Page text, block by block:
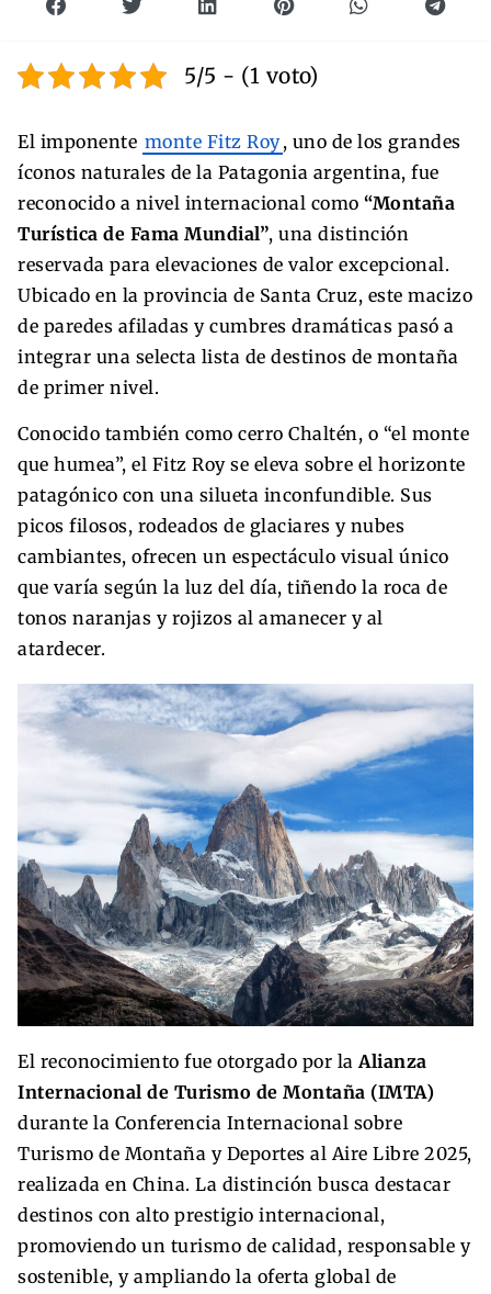
5/5 - (1 voto)
El imponente monte Fitz Roy, uno de los grandes
íconos naturales de la Patagonia argentina, fue
reconocido a nivel internacional como “Montaña
Turística de Fama Mundial”, una distinción
reservada para elevaciones de valor excepcional.
Ubicado en la provincia de Santa Cruz, este macizo
de paredes afiladas y cumbres dramáticas pasó a
integrar una selecta lista de destinos de montaña
de primer nivel.
Conocido también como cerro Chaltén, o “el monte
que humea”, el Fitz Roy se eleva sobre el horizonte
patagónico con una silueta inconfundible. Sus
picos filosos, rodeados de glaciares y nubes
cambiantes, ofrecen un espectáculo visual único
que varía según la luz del día, tiñendo la roca de
tonos naranjas y rojizos al amanecer y al
atardecer.
El reconocimiento fue otorgado por la Alianza
Internacional de Turismo de Montaña (IMTA)
durante la Conferencia Internacional sobre
Turismo de Montaña y Deportes al Aire Libre 2025,
realizada en China. La distinción busca destacar
destinos con alto prestigio internacional,
promoviendo un turismo de calidad, responsable y
sostenible, y ampliando la oferta global de